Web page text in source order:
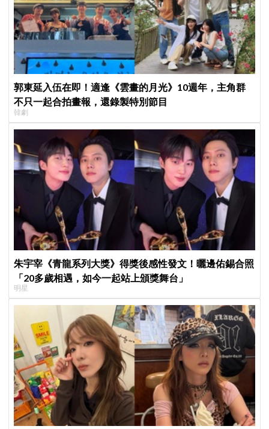
郭東延入伍在即！適逢《雲畫的月光》10週年，主角群
不只一起合拍畫報，還錄製特別節目
韓劇
朱宇宰《青龍系列大獎》得獎後感性發文！曬邊佑錫合照
「20多歲相遇，如今一起站上頒獎舞台」
明星